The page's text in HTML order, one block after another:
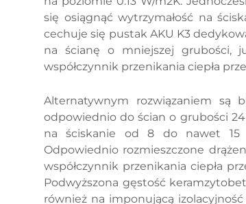
się osiągnąć wytrzymałość na
cechuje się pustak AKU K3
na ścianę o mniejszej grubości,
współczynnik przenikania ciepła
Alternatywnym rozwiązaniem są
odpowiednio do ścian o grubości 24
na ściskanie od 8 do nawet 15
Odpowiednio rozmieszczone
współczynnik przenikania ciepła
Podwyższona gęstość
również na imponującą